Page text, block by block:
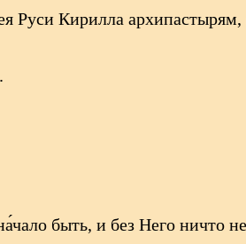
Руси Кирилла
быть, и без Него ничто